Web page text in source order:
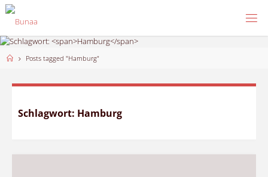
Skip
to
HomePosts tagged "Hamburg"
Schlagwort: Hamburg